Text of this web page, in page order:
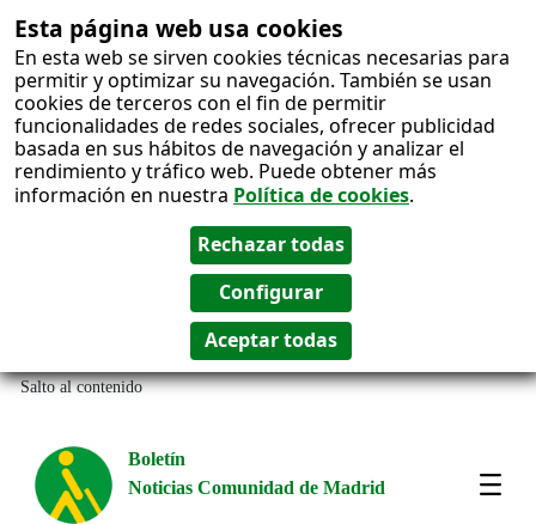
Esta página web usa cookies
En esta web se sirven cookies técnicas necesarias para
permitir y optimizar su navegación. También se usan
cookies de terceros con el fin de permitir
funcionalidades de redes sociales, ofrecer publicidad
basada en sus hábitos de navegación y analizar el
rendimiento y tráfico web. Puede obtener más
información en nuestra Política de cookies.
Salto al contenido
Boletín
Noticias Comunidad de Madrid